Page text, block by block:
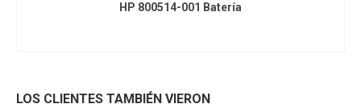
HP 800514-001 Batería
LOS CLIENTES TAMBIÉN VIERON